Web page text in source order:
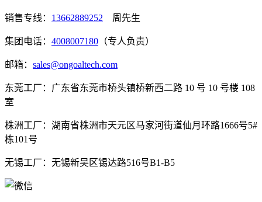
销售专线： 13662889252 周先生
集团电话： 4008007180 （专人负责）
邮箱： sales@ongoaltech.com
东莞工厂：广东省东莞市桥头镇桥新西二路 10 号 10 号楼 108
室
株洲工厂：湖南省株洲市天元区马家河街道仙月环路1666号5#
栋101号
无锡工厂：无锡新吴区锡达路516号B1-B5